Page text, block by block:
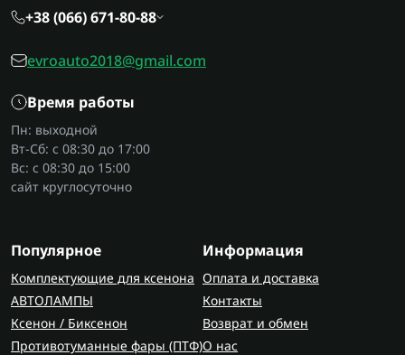
+38 (066) 671-80-88
evroauto2018@gmail.com
Время работы
Пн: выходной
Вт-Сб: с 08:30 до 17:00
Вс: с 08:30 до 15:00
сайт круглосуточно
Популярное
Комплектующие для ксенона
АВТОЛАМПЫ
Ксенон / Биксенон
Противотуманные фары (ПТФ)
Информация
Оплата и доставка
Контакты
Возврат и обмен
О нас